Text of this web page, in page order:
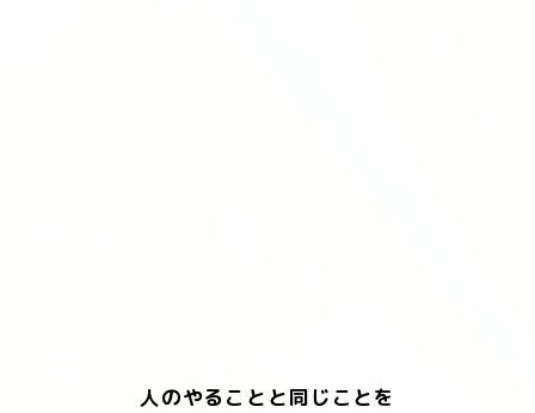
人のやることと同じことを